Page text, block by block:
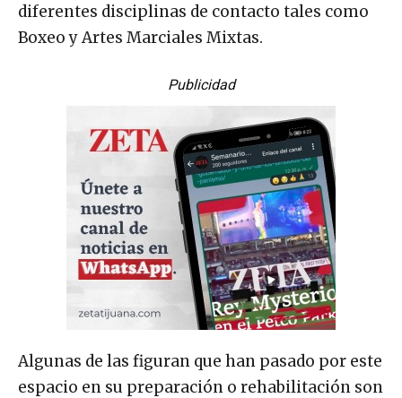
diferentes disciplinas de contacto tales como
Boxeo y Artes Marciales Mixtas.
Publicidad
Algunas de las figuran que han pasado por este
espacio en su preparación o rehabilitación son